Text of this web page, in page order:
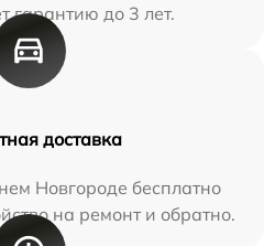
гарантию до 3 лет.
доставка
Новгороде бесплатно
на ремонт и обратно.